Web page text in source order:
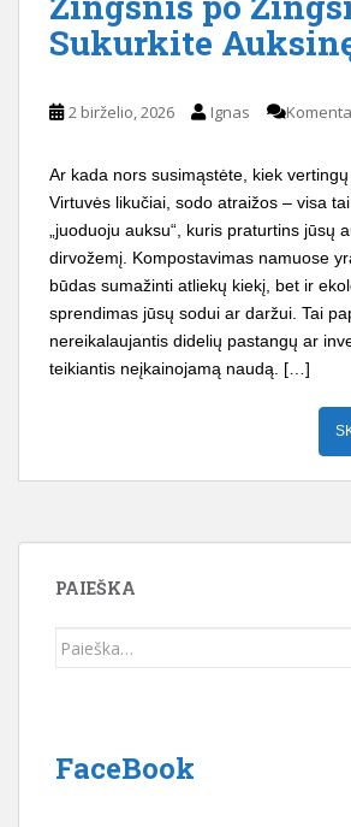
Sukurkite
2 birželio, 2026 Ignas
Ar kada nors susimąstėte, kiek
Virtuvės likučiai, sodo atraižos – visa
„juoduoju auksu“, kuris praturtins jūsų
dirvožemį. Kompostavimas namuose
būdas sumažinti atliekų kiekį, bet ir
sprendimas jūsų sodui ar daržui. Tai
nereikalaujantis didelių pastangų ar
teikiantis neįkainojamą naudą. […]
PAIEŠKA
Ieškoti:
FaceBook